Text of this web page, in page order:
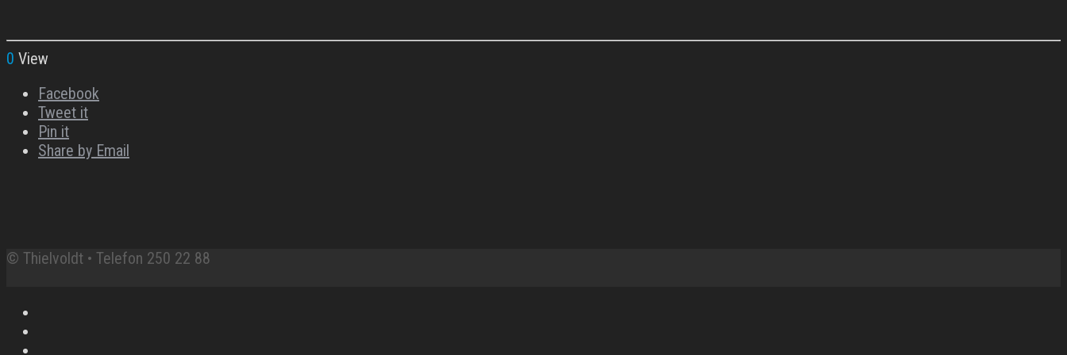
0 View
Facebook
Tweet it
Pin it
Share by Email
© Thielvoldt • Telefon 250 22 88